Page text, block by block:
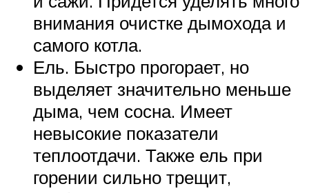
внимания очистке дымохода и
самого котла.
Ель. Быстро прогорает, но
выделяет значительно меньше
дыма, чем сосна. Имеет
невысокие показатели
теплоотдачи. Также ель при
горении сильно трещит,